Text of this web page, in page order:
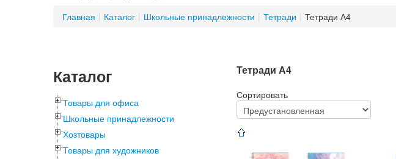
Главная | Каталог | Школьные принадлежности | Тетради | Тетради А4
Каталог
Товары для офиса
Школьные принадлежности
Хозтовары
Товары для художников
Тетради А4
Сортировать